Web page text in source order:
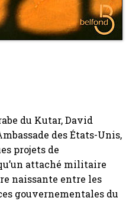
du Kutar, David
des États-Unis,
projets de
attaché militaire
naissante entre les
gouvernementales du